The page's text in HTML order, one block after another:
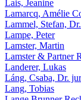
Lais, Jeanine
Lamarcq, Amélie
Lammel, Stefan, Dr.
Lampe, Peter
Lamster, Martin
Lamster & Partner
Landerer, Lukas
Láng, Csaba, Dr.
Lang, Tobias